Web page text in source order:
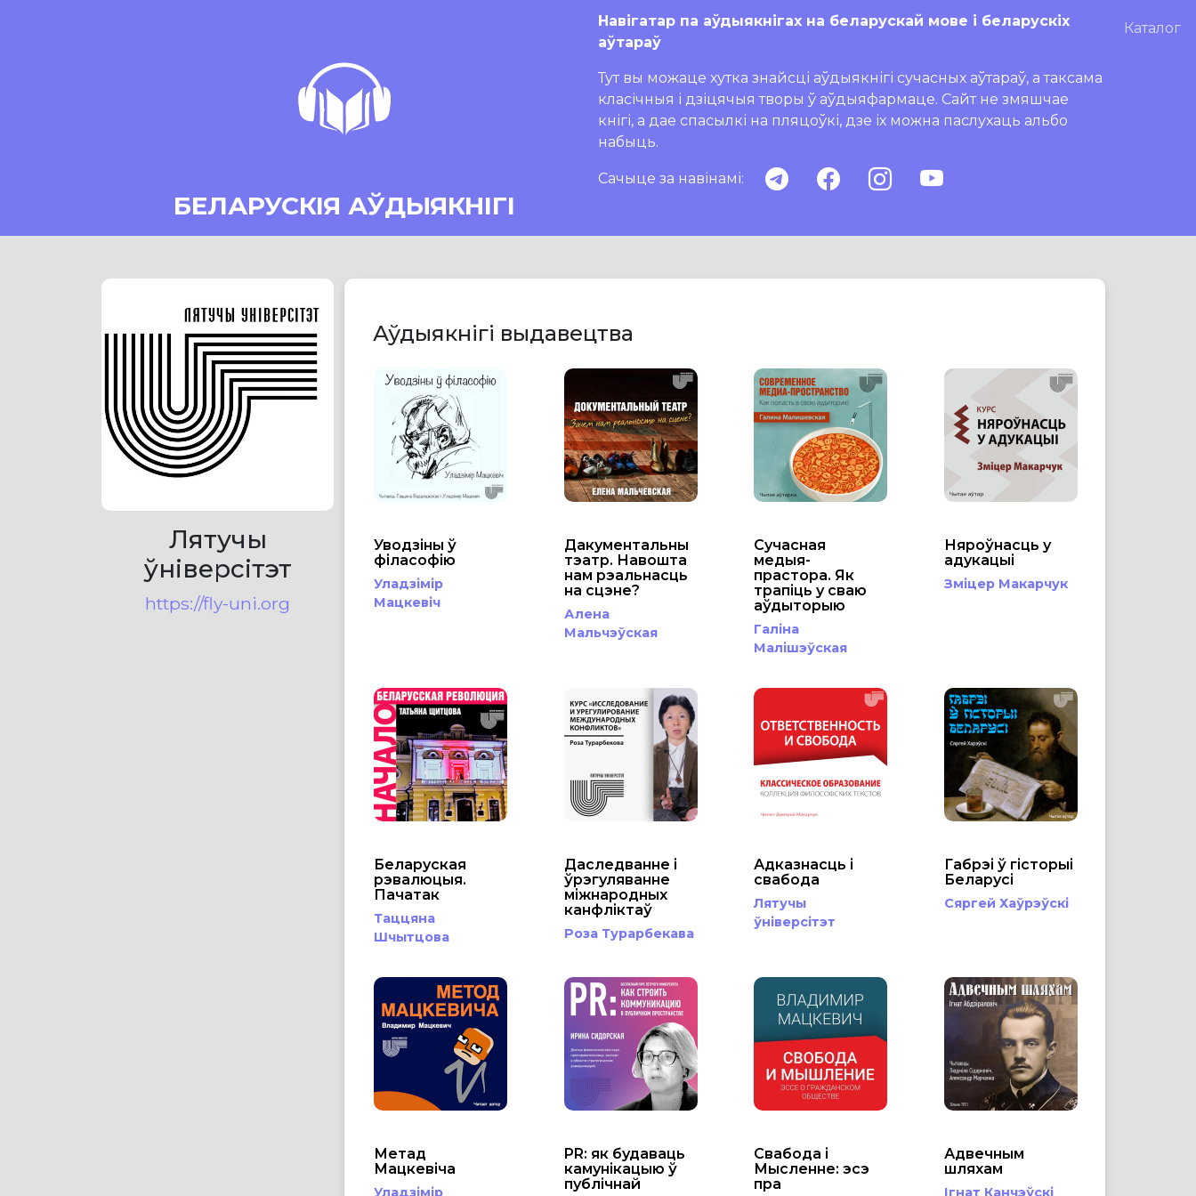
БЕЛАРУСКІЯ АЎДЫЯКНІГІ
Навігатар па аўдыякнігах на беларускай мове і беларускіх
аўтараў
Тут вы можаце хутка знайсці аўдыякнігі сучасных аўтараў, а таксама
класічныя і дзіцячыя творы ў аўдыяфармаце. Сайт не змяшчае
кнігі, а дае спасылкі на пляцоўкі, дзе іх можна паслухаць альбо
набыць.
Сачыце за навінамі:
Каталог
Лятучы
ўніверсітэт
https://fly-uni.org
Аўдыякнігі выдавецтва
Уводзіны ў
філасофію
Уладзімір
Мацкевіч
Дакументальны
тэатр. Навошта
нам рэальнасць
на сцэне?
Алена
Мальчэўская
Сучасная
медыя-
прастора. Як
трапіць у сваю
аўдыторыю
Галіна
Малішэўская
Няроўнасць у
адукацыі
Зміцер Макарчук
Беларуская
рэвалюцыя.
Пачатак
Таццяна
Шчытцова
Даследванне і
ўрэгуляванне
міжнародных
канфліктаў
Роза Турарбекава
Адказнасць і
свабода
Лятучы
ўніверсітэт
Габрэі ў гісторыі
Беларусі
Сяргей Хаўрэўскі
Метад
Мацкевіча
Уладзімір
PR: як будаваць
камунікацыю ў
публічнай
Свабода і
Мысленне: эсэ
пра
Адвечным
шляхам
Ігнат Канчэўскі